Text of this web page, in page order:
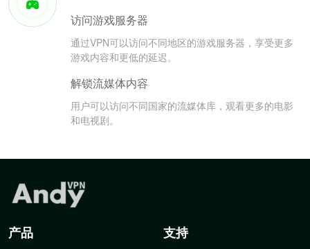
访问游戏服务器
通过VPN可以访问不同地区的游戏服务器，享受更多
游戏内容和更低的延迟。
解锁流媒体内容
用户可以访问不同国家的流媒体库，观看更多的电影
和电视剧。
产品 支持